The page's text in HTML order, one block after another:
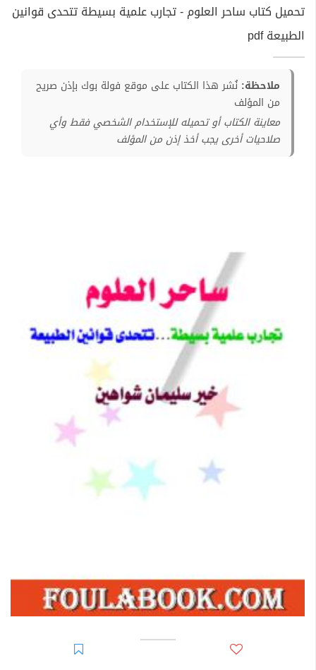
تحميل كتاب ساحر العلوم - تجارب علمية بسيطة تتحدى قوانين
الطبيعة pdf
ملاحظة: نُشر هذا الكتاب على موقع فولة بوك بإذن صريح
من المؤلف
معاينة الكتاب أو تحميله للإستخدام الشخصي فقط وأي
صلاحيات أخرى يجب أخذ إذن من المؤلف